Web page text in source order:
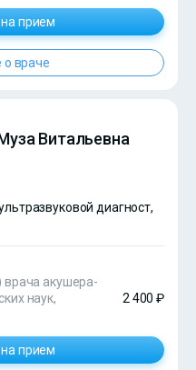
прием
о враче
Витальевна
диагност,
врача акушера-
наук,
2 400 ₽
прием